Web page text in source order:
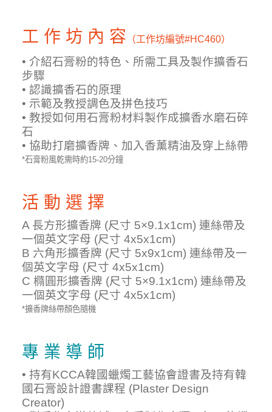
工 作 坊 內 容 （工作坊編號#HC460）
• 介紹石膏粉的特色、所需工具及製作擴香石
步驟
• 認識擴香石的原理
• 示範及教授調色及拼色技巧
• 教授如何用石膏粉材料製作成擴香水磨石碎
石
• 協助打磨擴香牌、加入香薰精油及穿上絲帶
*石膏粉風乾需時約15-20分鐘
活 動 選 擇
A 長方形擴香牌 (尺寸 5×9.1x1cm) 連絲帶及
一個英文字母 (尺寸 4x5x1cm)
B 六角形擴香牌 (尺寸 5x9x1cm) 連絲帶及一
個英文字母 (尺寸 4x5x1cm)
C 橢圓形擴香牌 (尺寸 5×9.1x1cm) 連絲帶及
一個英文字母 (尺寸 4x5x1cm)
*擴香牌絲帶顏色隨機
專 業 導 師
• 持有KCCA韓國蠟燭工藝協會證書及持有韓
國石膏設計證書課程 (Plaster Design
Creator)